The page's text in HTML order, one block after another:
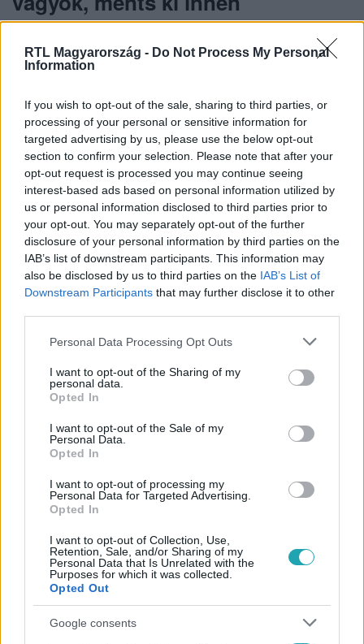
RTL Magyarország - Do Not Process My Personal
Information
If you wish to opt-out of the sale, sharing to third parties, or
processing of your personal or sensitive information for
targeted advertising by us, please use the below opt-out
section to confirm your selection. Please note that after your
opt-out request is processed you may continue seeing
interest-based ads based on personal information utilized by
us or personal information disclosed to third parties prior to
your opt-out. You may separately opt-out of the further
disclosure of your personal information by third parties on the
IAB’s list of downstream participants. This information may
also be disclosed by us to third parties on the IAB’s List of
Downstream Participants that may further disclose it to other
Please note that this website/app uses one or more Google
not limited to your visit or usage behaviour. You may click to
grant or deny consent to Google and its third-party tags to
use your data for below specified purposes in below Google
consent section.
Personal Data Processing Opt Outs
I want to opt-out of the Sharing of my
personal data.
Opted In
I want to opt-out of the Sale of my
Personal Data.
Opted In
I want to opt-out of processing my
Personal Data for Targeted Advertising.
Opted In
I want to opt-out of Collection, Use,
Retention, Sale, and/or Sharing of my
Personal Data that Is Unrelated with the
Purposes for which it was collected.
Opted Out
Google consents
Tóth Andi az RTL számos műsorában feltűnt. A
banbátorságávalés humorával nyerte el a nézők
szimpátiáját. Emellett vendégszereplőként és
fellépőként is láthattuk különböző szórakoztató
műsorokban, ahol mindig lenyűgözte a közönséget.
Zenei karrier: A Néztek és más
sikerek
Tóth Andi zenei karrierje az X-Faktor után indult be
igazán.Néztekcímű dala hatalmas sikert aratott, és
szövegét és zenéjét is Andi írta, amely őszinte és
szókimondó stílusával sokakat megérintett. Emellett
számos más slágert is kiadott, amelyekkel tovább
erősítette helyét a magyar zenei életben.
Közösségi média: Inspiráció és
őszinteség
Tóth AndiInstagram-oldala
a hazai sztárok között, ahol közel fél millió követője